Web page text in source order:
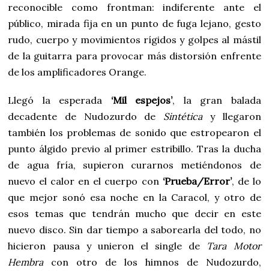
reconocible como frontman: indiferente ante el
público, mirada fija en un punto de fuga lejano, gesto
rudo, cuerpo y movimientos rígidos y golpes al mástil
de la guitarra para provocar más distorsión enfrente
de los amplificadores Orange.
Llegó la esperada ‘Mil espejos’, la gran balada
decadente de Nudozurdo de Sintéticay llegaron
también los problemas de sonido que estropearon el
punto álgido previo al primer estribillo. Tras la ducha
de agua fría, supieron curarnos metiéndonos de
nuevo el calor en el cuerpo con ‘Prueba/Error’, de lo
que mejor sonó esa noche en la Caracol, y otro de
esos temas que tendrán mucho que decir en este
nuevo disco. Sin dar tiempo a saborearla del todo, no
hicieron pausa y unieron el single de Tara Motor
Hembracon otro de los himnos de Nudozurdo,